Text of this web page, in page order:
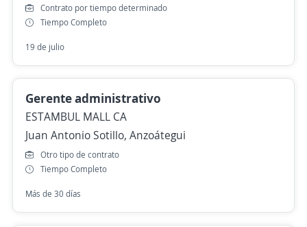
Contrato por tiempo determinado
Tiempo Completo
19 de julio
Gerente administrativo
ESTAMBUL MALL CA
Juan Antonio Sotillo, Anzoátegui
Otro tipo de contrato
Tiempo Completo
Más de 30 días